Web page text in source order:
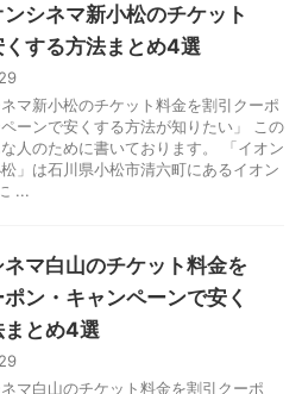
シネマ新小松のチケット
する方法まとめ4選
ネマ新小松のチケット料金を割引クーポ
ーンで安くする方法が知りたい」 この
人のために書いております。 「イオン
」は石川県小松市清六町にあるイオン
...
マ白山のチケット料金を
ン・キャンペーンで安く
まとめ4選
ネマ白山のチケット料金を割引クーポ